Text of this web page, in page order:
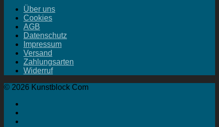
Über uns
Cookies
AGB
Datenschutz
Impressum
Versand
Zahlungsarten
Widerruf
© 2026 Kunstblock Com